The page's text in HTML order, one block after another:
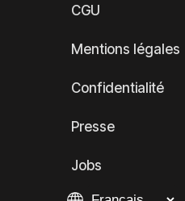
CGU
Mentions légales
Confidentialité
Presse
Jobs